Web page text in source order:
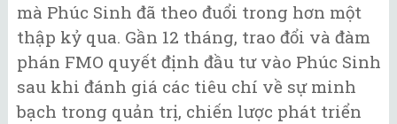
mà Phúc Sinh đã theo đuổi trong hơn một
thập kỷ qua. Gần 12 tháng, trao đổi và đàm
phán FMO quyết định đầu tư vào Phúc Sinh
sau khi đánh giá các tiêu chí về sự minh
bạch trong quản trị, chiến lược phát triển